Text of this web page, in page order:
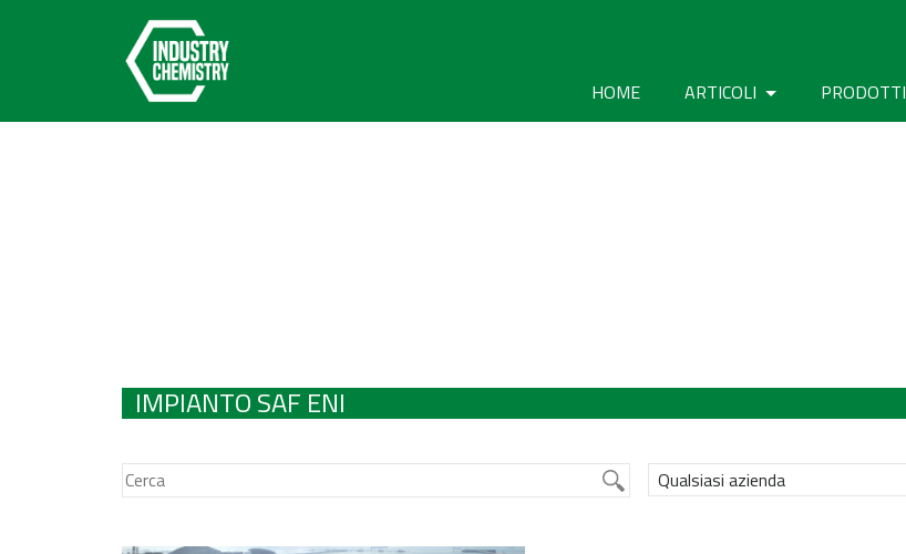
HOME ARTICOLI PRODOTTI
IMPIANTO SAF ENI
Qualsiasi azienda